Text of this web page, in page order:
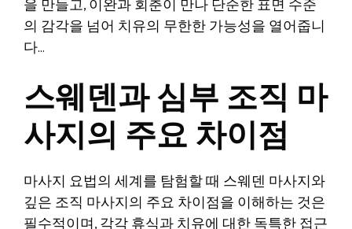
을 만들고, 이완과 회춘이 만나 단순한 표면 수준
의 감각을 넘어 치유의 무한한 가능성을 열어줍니
다…
스웨덴과 심부 조직 마
사지의 주요 차이점
마사지 요법의 세계를 탐험할 때 스웨덴 마사지와
깊은 조직 마사지의 주요 차이점을 이해하는 것은
필수적이며, 각각 휴식과 치유에 대한 독특한 접근